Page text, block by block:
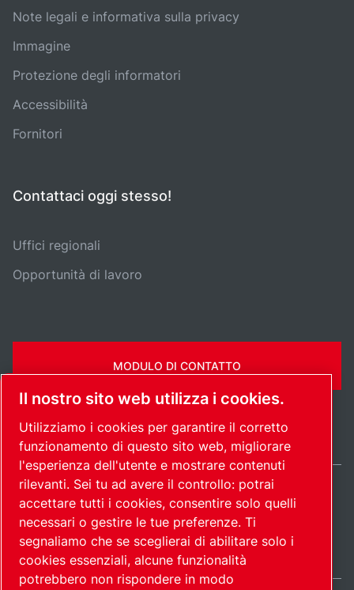
Note legali e informativa sulla privacy
Immagine
Protezione degli informatori
Accessibilità
Fornitori
Contattaci oggi stesso!
Uffici regionali
Opportunità di lavoro
MODULO DI CONTATTO
Mappa del
sito
Gestione preferenze
cookies
© 2026
Copyright.
Italy / IT
Il nostro sito web utilizza i cookies.
Utilizziamo i cookies per garantire il corretto
funzionamento di questo sito web, migliorare
l'esperienza dell'utente e mostrare contenuti
rilevanti. Sei tu ad avere il controllo: potrai
accettare tutti i cookies, consentire solo quelli
necessari o gestire le tue preferenze. Ti
segnaliamo che se sceglierai di abilitare solo i
cookies essenziali, alcune funzionalità
potrebbero non rispondere in modo